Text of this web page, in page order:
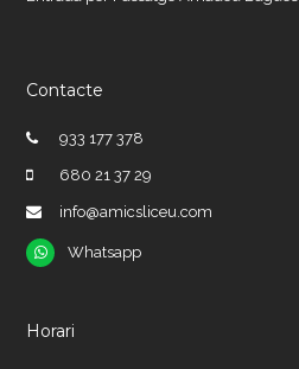
Contacte
933 177 378
680 21 37 29
info@amicsliceu.com
Whatsapp
Whatsapp
Horari